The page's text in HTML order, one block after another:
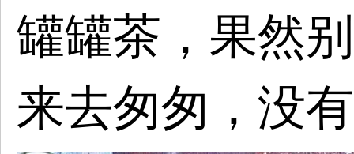
罐罐茶，果然
来去匆匆，没